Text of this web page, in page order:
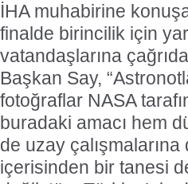
İHA muhabirine
finalde birincilik için
vatandaşlarına
Başkan Say,
fotoğraflar NASA
buradaki amacı hem
de uzay
içerisinden bir tanesi